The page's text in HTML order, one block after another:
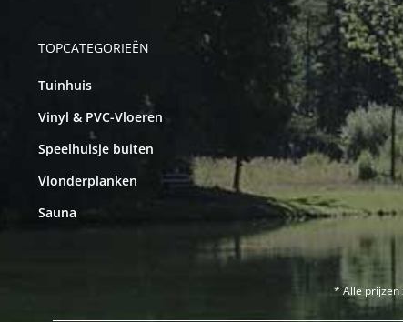
TOPCATEGORIEËN
Tuinhuis
Vinyl & PVC-Vloeren
Speelhuisje buiten
Vlonderplanken
Sauna
* Alle prijzen